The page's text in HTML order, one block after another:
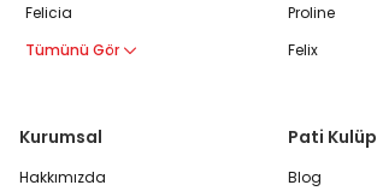
Felicia
Tümünü Gör
Proline
Felix
Kurumsal
Hakkımızda
Pati Kulüp
Blog